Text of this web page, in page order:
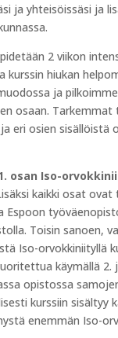
ja yhteisöissäsi ja
2 viikon
kurssin hiukan
ja
osaan.
eri osien sisällöistä
osan Iso-
kaikki osat ovat
Espoon
Toisin sanoen,
Iso-orvokkiniityllä
käymällä 2.
opistossa
kurssiin sisältyy
enemmän Iso-